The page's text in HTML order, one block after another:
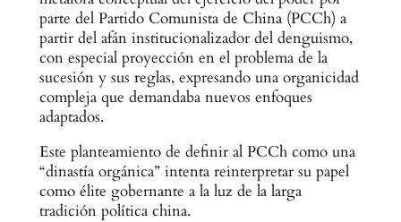
parte del Partido Comunista de China (PCCh) a
partir del afán institucionalizador del denguismo,
con especial proyección en el problema de la
sucesión y sus reglas, expresando una organicidad
compleja que demandaba nuevos enfoques
adaptados.
Este planteamiento de definir al PCCh como una
“dinastía orgánica” intenta reinterpretar su papel
como élite gobernante a la luz de la larga
tradición política china.